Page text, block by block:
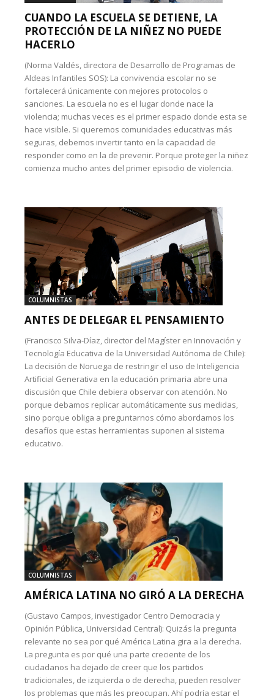
CUANDO LA ESCUELA SE DETIENE, LA
PROTECCIÓN DE LA NIÑEZ NO PUEDE
HACERLO
(Norma Valdés, directora de Desarrollo de Programas de
Aldeas Infantiles SOS): La convivencia escolar no se
fortalecerá únicamente con mejores protocolos o
sanciones. La escuela no es el lugar donde nace la
violencia; muchas veces es el primer espacio donde esta se
hace visible. Si queremos comunidades educativas más
seguras, debemos invertir tanto en la capacidad de
responder como en la de prevenir. Porque proteger la niñez
comienza mucho antes del primer episodio de violencia.
COLUMNISTAS
ANTES DE DELEGAR EL PENSAMIENTO
(Francisco Silva-Díaz, director del Magíster en Innovación y
Tecnología Educativa de la Universidad Autónoma de Chile):
La decisión de Noruega de restringir el uso de Inteligencia
Artificial Generativa en la educación primaria abre una
discusión que Chile debiera observar con atención. No
porque debamos replicar automáticamente sus medidas,
sino porque obliga a preguntarnos cómo abordamos los
desafíos que estas herramientas suponen al sistema
educativo.
COLUMNISTAS
AMÉRICA LATINA NO GIRÓ A LA DERECHA
(Gustavo Campos, investigador Centro Democracia y
Opinión Pública, Universidad Central): Quizás la pregunta
relevante no sea por qué América Latina gira a la derecha.
La pregunta es por qué una parte creciente de los
ciudadanos ha dejado de creer que los partidos
tradicionales, de izquierda o de derecha, pueden resolver
los problemas que más les preocupan. Ahí podría estar el